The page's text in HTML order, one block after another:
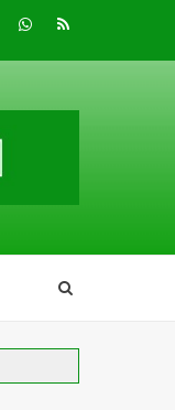
whatsapp
RSS